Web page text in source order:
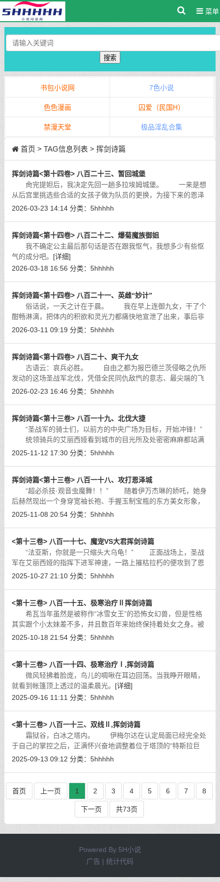
菜单
搜索
书包小说网 7色小说
色色漫画 囚爱（民国H）
禁漫天堂 极品淫乱合集
首页 > TAG信息列表 > 挥剑诗篇
挥剑诗篇<第十四卷> 八百二十三、暂回城堡
肏完提妲后，我决定先回一趟多拉埃姆城堡。 一来是想
从后宫里挑选些合适的女孩子做为队员的更换，为接下来的恩泽
城之战做准备；二来就像瑞贝卡之前说的，我确实好久都没回去
2026-03-23 14:14 分类： 5hhhhh
挥剑诗篇<第十四卷> 八百二十二、爆菊魔族御姐
我不确定公主最后那句话是否在跟我怄气，我想多少有些怄
气的成分吧。 [详细]
2026-03-18 16:56 分类： 5hhhhh
挥剑诗篇<第十四卷> 八百二十一、英雌“妙计”
俗话说，一天之计在于晨。 我在早上连御九女，干了个
酣畅淋漓，把体内的积欲和灵光力都痛快地宣泄了出来，事后非
但不疲惫，反而还比之前更加神清气爽，整个人变得神采奕奕。
2026-03-11 09:19 分类： 5hhhhh
挥剑诗篇<第十四卷> 八百二十、爽干九女
古语云：哀兵必胜。 自由之都为报巴德兰茨侵略之仇所
发动的这场圣战军北伐，凭借全民同仇敌忾的意志、最尖端的飞
空艇舰队，以及圣龙族强有力的加盟这三股磅礴之力，自开战之
2026-02-23 16:46 分类： 5hhhhh
挥剑诗篇<第十三卷> 八百一十九、北伐大捷
“圣战军的骑士们，以前方的中央广场为目标，开始冲锋！”
统领骑兵的艾丽西娅看到城市的目光所及处密密麻麻都站满
了丧尸，她仍旧拔出拂晓神剑，毫不畏惧的发布了攻击命令，并
2025-11-12 17:30 分类： 5hhhhh
挥剑诗篇<第十三卷> 八百一十八、攻打恩泽城
“超必杀技·观音虫魔舞！！” 随着伊万杰琳的娇吒，她身
后赫然现出一个身穿宽袖长袍、手握玉制宝瓶的东方美女形象，
那便是东方人信仰的神祇之一——观音！
2025-11-08 20:54 分类： 5hhhhh
<第十三卷> 八百一十七、魔宠VS大君挥剑诗篇
“法亚斯，你就是一只缩头大乌龟！” 正面战场上，圣战
军在艾丽西娅的指挥下进军神速，一路上摧枯拉朽的便攻到了恩
泽城下，抵达后稍作休整，就在城门外列开阵势，向城中的敌军
2025-10-27 21:10 分类： 5hhhhh
<第十三卷> 八百一十五、极寒治疗Ⅱ挥剑诗篇
希瓦当年虽然是被称作“冰雪女王”的恐怖女幻兽，但是性格
其实跟个小太妹差不多，并且数百年来始终保持着处女之身。被
我收服后，她大部分时间都以魔石的形态被我放在衣服里，看着
2025-10-18 21:54 分类： 5hhhhh
<第十三卷> 八百一十四、极寒治疗Ⅰ,挥剑诗篇
微风轻拂着脸庞，鸟儿的啁啾在耳边回荡。当我睁开眼睛，
就看到帐篷顶上透过的温柔晨光。 [详细]
2025-09-16 11:11 分类： 5hhhhh
<第十三卷> 八百一十三、双线Ⅱ,挥剑诗篇
霜狱谷，白冰之塔内。 伊梅尔达在认定局面已经完全处
于自己的掌控之后，正满怀兴奋地调整着位于塔顶的“特斯拉巨
炮”，预备用这尊蓝鲸般巨大的魔导炮，对霜狱谷前方的龙族跟魔
2025-09-13 09:12 分类： 5hhhhh
首页 上一页 1 2 3 4 5 6 7 8
下一页 共73页
Powered By 5H小说
广告 | 统计代码